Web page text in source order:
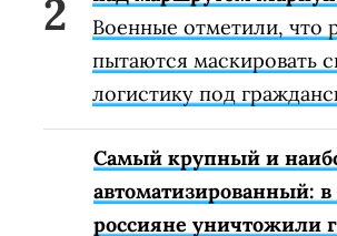
Военные отметили, что
пытаются маскировать
логистику под
Самый крупный и
автоматизированный: в
россияне уничтожили